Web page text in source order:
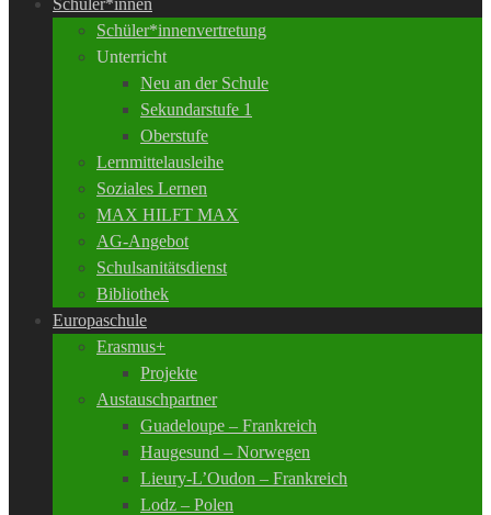
Schüler*innen
Schüler*innenvertretung
Unterricht
Neu an der Schule
Sekundarstufe 1
Oberstufe
Lernmittelausleihe
Soziales Lernen
MAX HILFT MAX
AG-Angebot
Schulsanitätsdienst
Bibliothek
Europaschule
Erasmus+
Projekte
Austauschpartner
Guadeloupe – Frankreich
Haugesund – Norwegen
Lieury-L’Oudon – Frankreich
Lodz – Polen